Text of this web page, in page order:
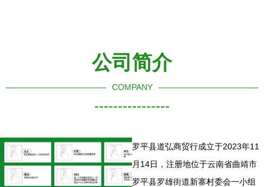
公司简介
COMPANY
----------------
罗平县道弘商贸行成立于2023年11
月14日，注册地位于云南省曲靖市
罗平县罗雄街道新寨村委会一小组